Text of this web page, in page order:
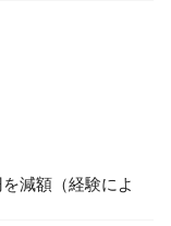
減額（経験によ